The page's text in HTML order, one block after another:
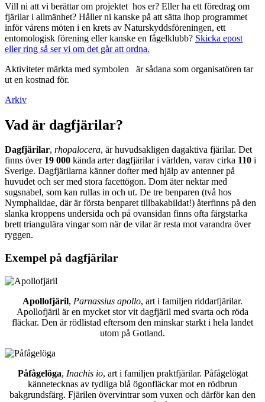
Vill ni att vi berättar om projektet hos er? Eller ha ett föredrag om
fjärilar i allmänhet? Håller ni kanske på att sätta ihop programmet
inför vårens möten i en krets av Naturskyddsföreningen, ett
entomologisk förening eller kanske en fågelklubb? Skicka epost
eller ring så ser vi om det går att ordna.
Aktiviteter märkta med symbolen
är sådana som organisatören tar
ut en kostnad för.
Arkiv
Vad är dagfjärilar?
Dagfjärilar, rhopalocera, är huvudsakligen dagaktiva fjärilar. Det
finns över 19 000 kända arter dagfjärilar i världen, varav cirka 110 i
Sverige. Dagfjärilarna känner dofter med hjälp av antenner på
huvudet och ser med stora facettögon. Dom äter nektar med
sugsnabel, som kan rullas in och ut. De tre benparen (två hos
Nymphalidae, där är första benparet tillbakabildat!) återfinns på den
slanka kroppens undersida och på ovansidan finns ofta färgstarka
brett triangulära vingar som när de vilar är resta mot varandra över
ryggen.
Exempel på dagfjärilar
Apollofjäril, Parnassius apollo, art i familjen riddarfjärilar.
Apollofjäril är en mycket stor vit dagfjäril med svarta och röda
fläckar. Den är rödlistad eftersom den minskar starkt i hela landet
utom på Gotland.
Påfågelöga, Inachis io, art i familjen praktfjärilar. Påfågelögat
kännetecknas av tydliga blå ögonfläckar mot en rödbrun
bakgrundsfärg. Fjärilen övervintrar som vuxen och därför kan den